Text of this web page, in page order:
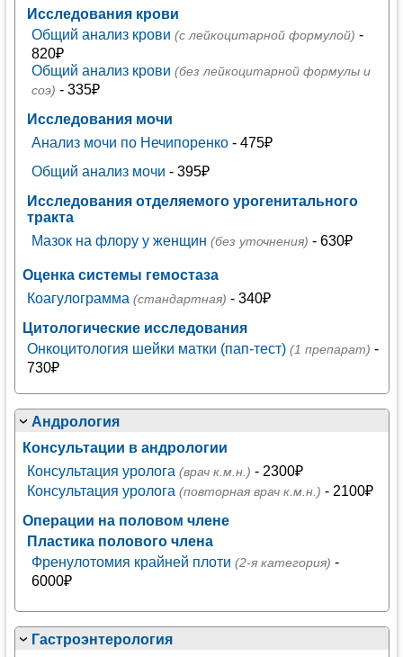
Исследования крови
Общий анализ крови (с лейкоцитарной формулой) -
820₽
Общий анализ крови (без лейкоцитарной формулы и
соэ) - 335₽
Исследования мочи
Анализ мочи по Нечипоренко- 475₽
Общий анализ мочи - 395₽
Исследования отделяемого урогенитального
тракта
Мазок на флору у женщин (без уточнения) - 630₽
Оценка системы гемостаза
Коагулограмма (стандартная) - 340₽
Цитологические исследования
Онкоцитология шейки матки (пап-тест) (1 препарат) -
730₽
Андрология
Консультации в андрологии
Консультация уролога (врач к.м.н.) - 2300₽
Консультация уролога (повторная врач к.м.н.) - 2100₽
Операции на половом члене
Пластика полового члена
Френулотомия крайней плоти (2-я категория) -
6000₽
Гастроэнтерология